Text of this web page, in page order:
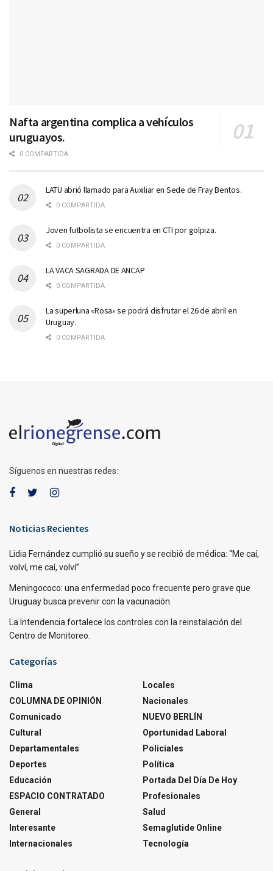
Nafta argentina complica a vehículos
uruguayos.
0 COMPARTIDA
LATU abrió llamado para Auxiliar en Sede de Fray Bentos.
0 COMPARTIDA
Joven futbolista se encuentra en CTI por golpiza.
0 COMPARTIDA
LA VACA SAGRADA DE ANCAP
0 COMPARTIDA
La superluna «Rosa» se podrá disfrutar el 26 de abril en
Uruguay.
0 COMPARTIDA
Síguenos en nuestras redes:
Noticias Recientes
Lidia Fernández cumplió su sueño y se recibió de médica: “Me caí,
volví, me caí, volví”
Meningococo: una enfermedad poco frecuente pero grave que
Uruguay busca prevenir con la vacunación.
La Intendencia fortalece los controles con la reinstalación del
Centro de Monitoreo.
Categorías
Clima
COLUMNA DE OPINIÓN
Comunicado
Cultural
Departamentales
Deportes
Educación
ESPACIO CONTRATADO
General
Interesante
Internacionales
Locales
Nacionales
NUEVO BERLÍN
Oportunidad Laboral
Policiales
Política
Portada Del Día De Hoy
Profesionales
Salud
Semaglutide Online
Tecnología